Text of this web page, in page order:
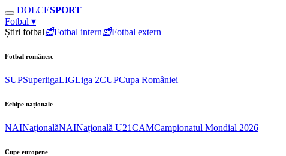
DOLCESPORT
Fotbal ▾
Știri fotbal📰Fotbal intern📰Fotbal extern
Fotbal românesc
SUPSuperligaLIGLiga 2CUPCupa României
Echipe naționale
NAINaționalăNAINațională U21CAMCampionatul Mondial 2026
Cupe europene